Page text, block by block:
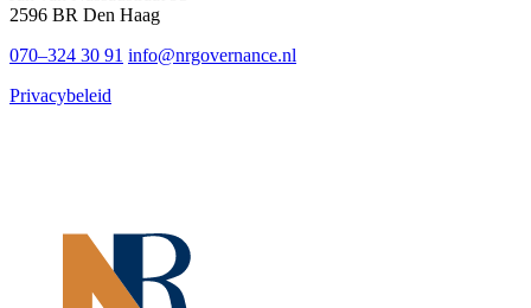
2596 BR Den Haag
070–324 30 91 info@nrgovernance.nl
Privacybeleid